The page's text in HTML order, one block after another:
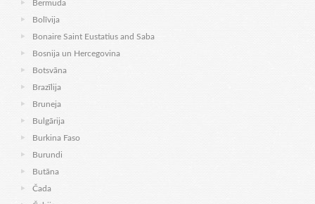
Bermuda
Bolīvija
Bonaire Saint Eustatius and Saba
Bosnija un Hercegovina
Botsvāna
Brazīlija
Bruneja
Bulgārija
Burkina Faso
Burundi
Butāna
Čada